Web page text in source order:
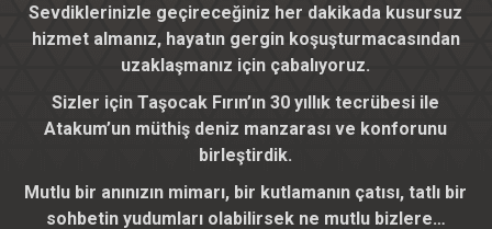
Sevdiklerinizle geçireceğiniz her dakikada kusursuz
hizmet almanız, hayatın gergin koşuşturmacasından
uzaklaşmanız için çabalıyoruz.
Sizler için Taşocak Fırın’ın 30 yıllık tecrübesi ile
Atakum’un müthiş deniz manzarası ve konforunu
birleştirdik.
Mutlu bir anınızın mimarı, bir kutlamanın çatısı, tatlı bir
sohbetin yudumları olabilirsek ne mutlu bizlere…